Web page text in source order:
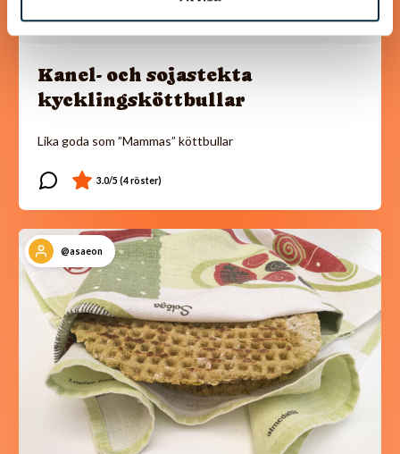
Kanel- och sojastekta
kycklingsköttbullar
Lika goda som ”Mammas” köttbullar
@asaeon